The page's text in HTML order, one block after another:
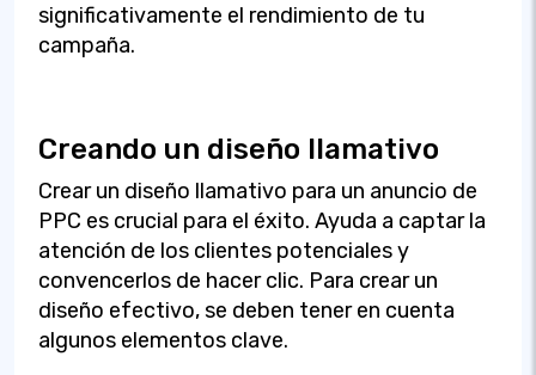
significativamente el rendimiento de tu
campaña.
Creando un diseño llamativo
Crear un diseño llamativo para un anuncio de
PPC es crucial para el éxito. Ayuda a captar la
atención de los clientes potenciales y
convencerlos de hacer clic. Para crear un
diseño efectivo, se deben tener en cuenta
algunos elementos clave.